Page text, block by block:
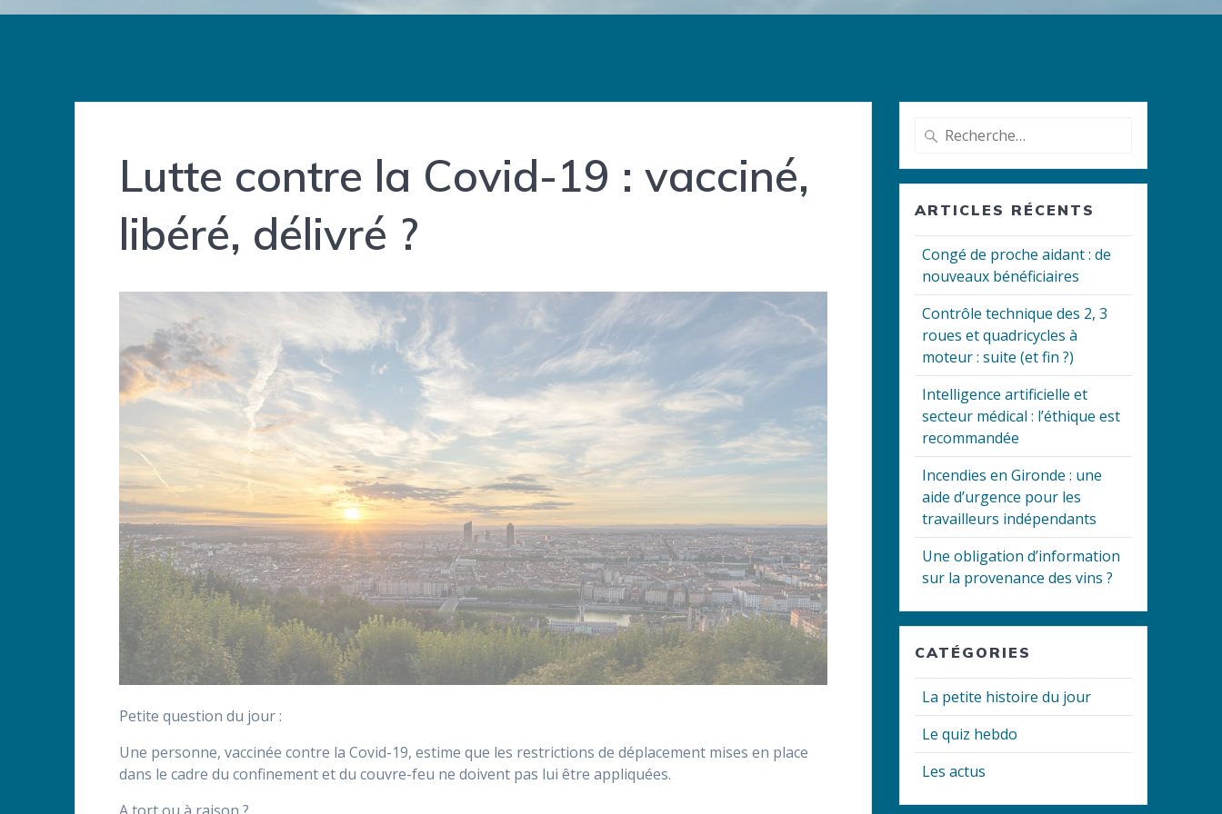
Lutte contre la Covid-19 : vacciné,
libéré, délivré ?
Petite question du jour :
Une personne, vaccinée contre la Covid-19, estime que les restrictions de déplacement mises en place
dans le cadre du confinement et du couvre-feu ne doivent pas lui être appliquées.
Recherche
:
ARTICLES RÉCENTS
Congé de proche aidant : de
nouveaux bénéficiaires
Contrôle technique des 2, 3
roues et quadricycles à
moteur : suite (et fin ?)
Intelligence artificielle et
secteur médical : l’éthique est
recommandée
Incendies en Gironde : une
aide d’urgence pour les
travailleurs indépendants
Une obligation d’information
sur la provenance des vins ?
CATÉGORIES
La petite histoire du jour
Le quiz hebdo
Les actus